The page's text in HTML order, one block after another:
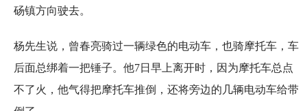
砀镇方向驶去。
杨先生说，曾春亮骑过一辆绿色的电动车，也骑摩托车，车
后面总绑着一把锤子。他7日早上离开时，因为摩托车总点
不了火，他气得把摩托车推倒，还将旁边的几辆电动车给带